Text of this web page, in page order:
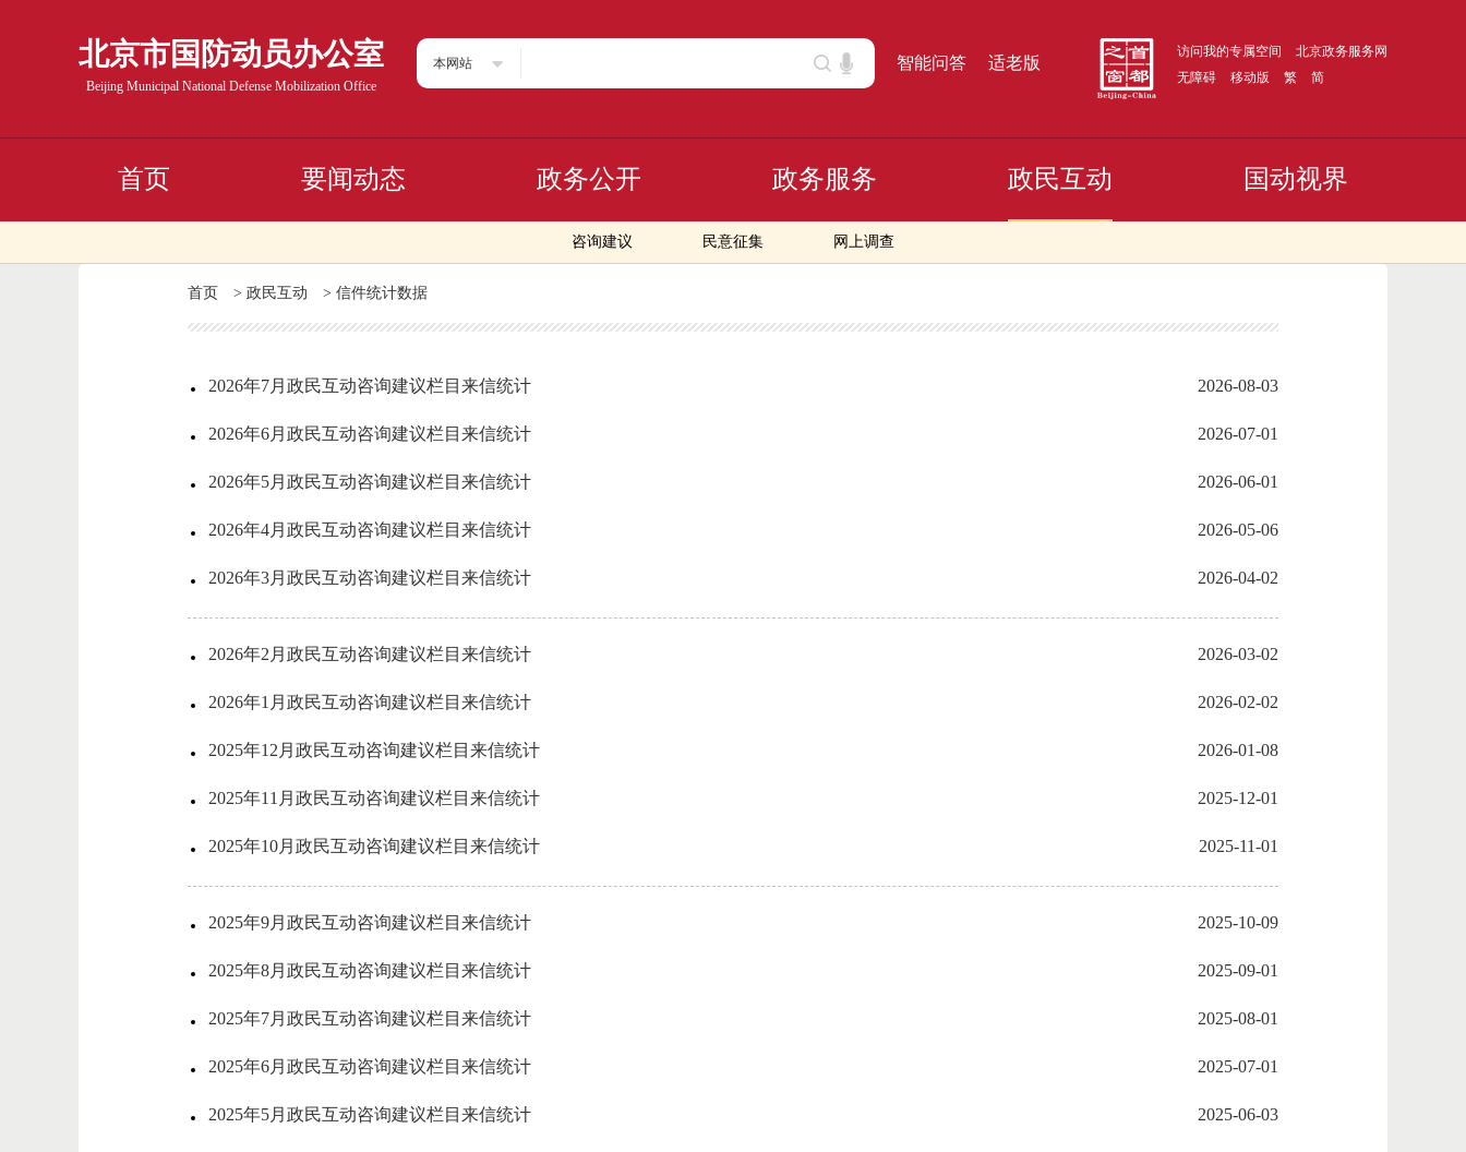
北京市国防动员办公室
Beijing Municipal National Defense Mobilization Office
本网站 智能问答 适老版
访问我的专属空间
北京政务服务网
无障碍
移动版 繁 简
首页 要闻动态 政务公开 政务服务 政民互动
咨询建议 民意征集 网上调查
国动视界
首页 > 政民互动 > 信件统计数据
2026年7月政民互动咨询建议栏目来信统计 2026-08-03
2026年6月政民互动咨询建议栏目来信统计 2026-07-01
2026年5月政民互动咨询建议栏目来信统计 2026-06-01
2026年4月政民互动咨询建议栏目来信统计 2026-05-06
2026年3月政民互动咨询建议栏目来信统计 2026-04-02
2026年2月政民互动咨询建议栏目来信统计 2026-03-02
2026年1月政民互动咨询建议栏目来信统计 2026-02-02
2025年12月政民互动咨询建议栏目来信统计 2026-01-08
2025年11月政民互动咨询建议栏目来信统计 2025-12-01
2025年10月政民互动咨询建议栏目来信统计 2025-11-01
2025年9月政民互动咨询建议栏目来信统计 2025-10-09
2025年8月政民互动咨询建议栏目来信统计 2025-09-01
2025年7月政民互动咨询建议栏目来信统计 2025-08-01
2025年6月政民互动咨询建议栏目来信统计 2025-07-01
2025年5月政民互动咨询建议栏目来信统计 2025-06-03